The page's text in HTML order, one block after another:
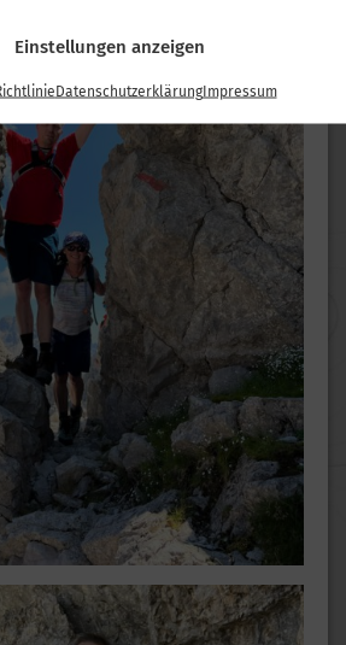
Einstellungen anzeigen
DatenschutzerklärungImpressum